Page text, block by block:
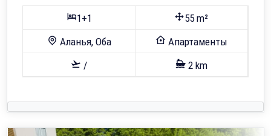
1+1
55 m²
Аланья, Оба
Апартаменты
/
2 km